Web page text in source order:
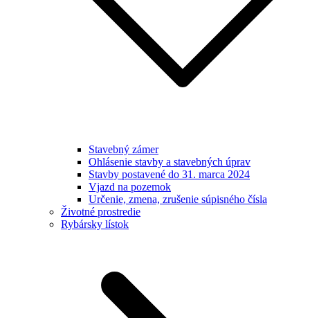
Stavebný zámer
Ohlásenie stavby a stavebných úprav
Stavby postavené do 31. marca 2024
Vjazd na pozemok
Určenie, zmena, zrušenie súpisného čísla
Životné prostredie
Rybársky lístok